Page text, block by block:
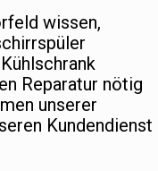
wissen,
Reparatur nötig
unserer
Kundendienst